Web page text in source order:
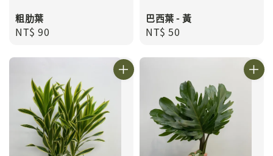
粗肋葉
Regular
NT$ 90
巴西葉 - 黃
Regular
NT$ 50